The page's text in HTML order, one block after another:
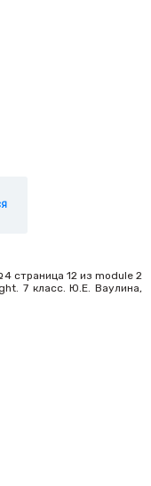
страница 12 из module 2
7 класс. Ю.Е. Ваулина,